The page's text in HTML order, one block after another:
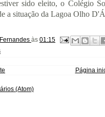
sido eleito, o Colégio
a situação da Lagoa Olho
às 01:15
Página
(Atom)